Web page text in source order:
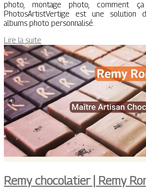
photo, montage photo, comment ça
PhotosArtistVertige est une solution
albums photo personnalisé.
Lire la suite
Remy chocolatier | Remy